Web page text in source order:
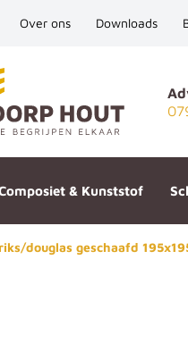
Over ons Downloads
& Kunststof
douglas geschaafd